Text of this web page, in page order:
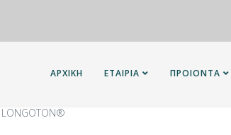
ΑΡΧΙΚΗ ΕΤΑΙΡΙΑ ΠΡΟΙΟΝΤΑ
LONGOTON®